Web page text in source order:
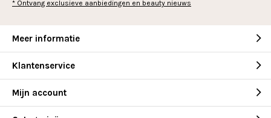
* Ontvang exclusieve aanbiedingen en beauty nieuws
Meer informatie
Klantenservice
Mijn account